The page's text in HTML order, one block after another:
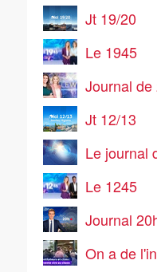
Jt 19/20
Le 1945
Journal
Jt 12/13
Le journal
Le 1245
Journal
On a de